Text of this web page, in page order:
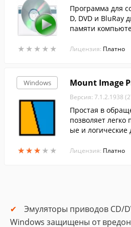
★ ★ ★ ★ ★
★ ★ ★ ★ ★
Программа для
D, DVD и BluRay
памяти
и носителя.
Лицензия: Платно
Windows
★★★ ★ ★
★★★ ★ ★
Mount Image
Версия: 7.1.2.1938
Простая в
позволяет
ые и
Лицензия: Платно
Эмуляторы приводов CD/
Windows защищены от